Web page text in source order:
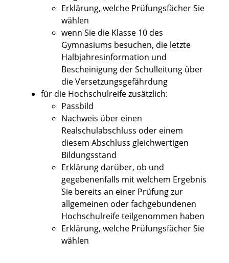
Erklärung, welche Prüfungsfächer Sie
wählen
wenn Sie die Klasse 10 des
Gymnasiums besuchen, die letzte
Halbjahresinformation und
Bescheinigung der Schulleitung über
die Versetzungsgefährdung
für die Hochschulreife zusätzlich:
Passbild
Nachweis über einen
Realschulabschluss oder einem
diesem Abschluss gleichwertigen
Bildungsstand
Erklärung darüber, ob und
gegebenenfalls mit welchem Ergebnis
Sie bereits an einer Prüfung zur
allgemeinen oder fachgebundenen
Hochschulreife teilgenommen haben
Erklärung, welche Prüfungsfächer Sie
wählen